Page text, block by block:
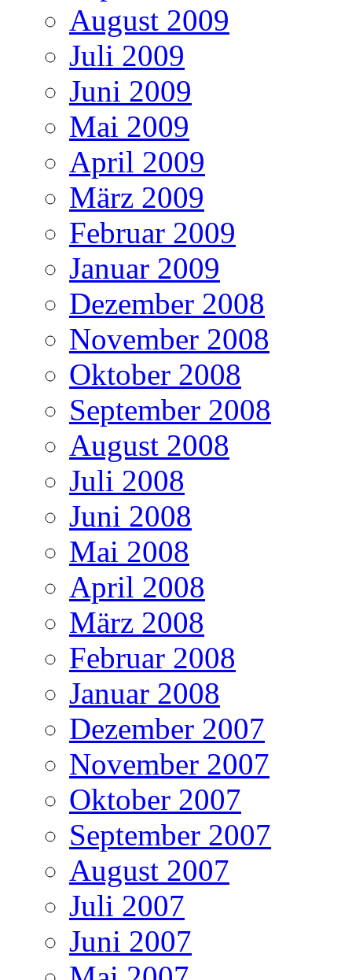
August 2009
Juli 2009
Juni 2009
Mai 2009
April 2009
März 2009
Februar 2009
Januar 2009
Dezember 2008
November 2008
Oktober 2008
September 2008
August 2008
Juli 2008
Juni 2008
Mai 2008
April 2008
März 2008
Februar 2008
Januar 2008
Dezember 2007
November 2007
Oktober 2007
September 2007
August 2007
Juli 2007
Juni 2007